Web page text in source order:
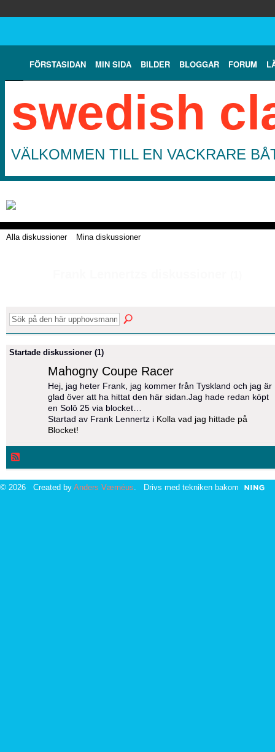
FÖRSTASIDAN MIN SIDA BILDER BLOGGAR FORUM
swedish
VÄLKOMMEN TILL EN VACKRARE
Alla diskussioner Mina diskussioner
Startade diskussioner (1)
Mahogny Coupe Racer
Hej, jag heter Frank, jag kommer från Tyskland och jag är
glad över att ha hittat den här sidan.Jag hade redan köpt
en Solô 25 via blocket…
Startad av Frank Lennertz i Kolla vad jag hittade på
Blocket!
© 2026 Created by Anders Værnéus . Drivs med tekniken bakom